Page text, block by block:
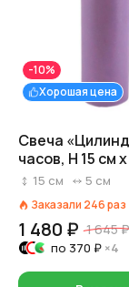
Хорошая цена
-10%
Свеча
часов, H 15 см
лавандовый
15 см 5 см
Заказали 246раз
1 480 ₽ 1 645 ₽
по 370 ₽ ×4